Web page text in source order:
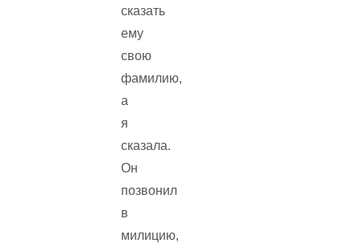
сказать
ему
свою
фамилию,
а
я
сказала.
Он
позвонил
в
милицию,